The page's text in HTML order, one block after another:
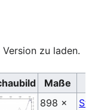
zu laden.
Maße
898 ×